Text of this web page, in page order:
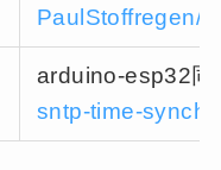
PaulStoffregen/
arduino-esp32同
sntp-time-